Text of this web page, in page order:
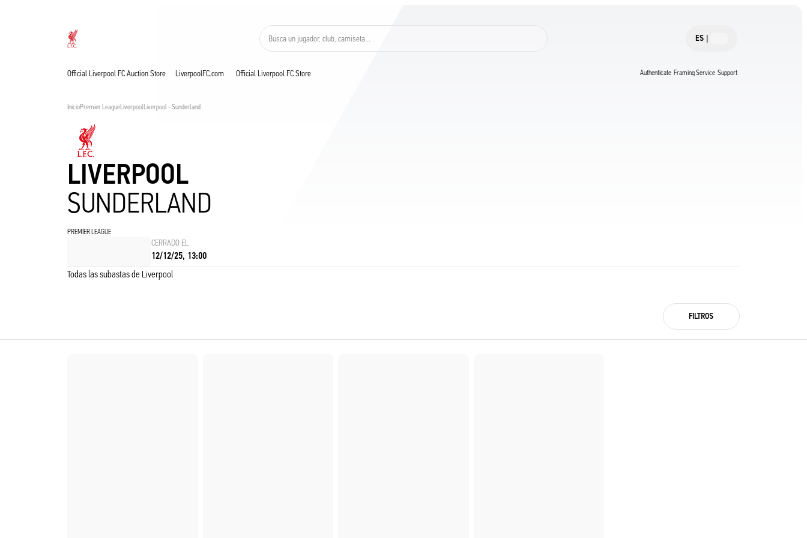
Busca un jugador, club, camiseta… ES |
Official Liverpool FC Auction Store LiverpoolFC.com Official Liverpool FC Store Authenticate Framing Service Support
InicioPremier LeagueLiverpoolLiverpool - Sunderland
LIVERPOOL
SUNDERLAND
PREMIER LEAGUE
CERRADO EL
12/12/25, 13:00
Todas las subastas de Liverpool
FILTROS